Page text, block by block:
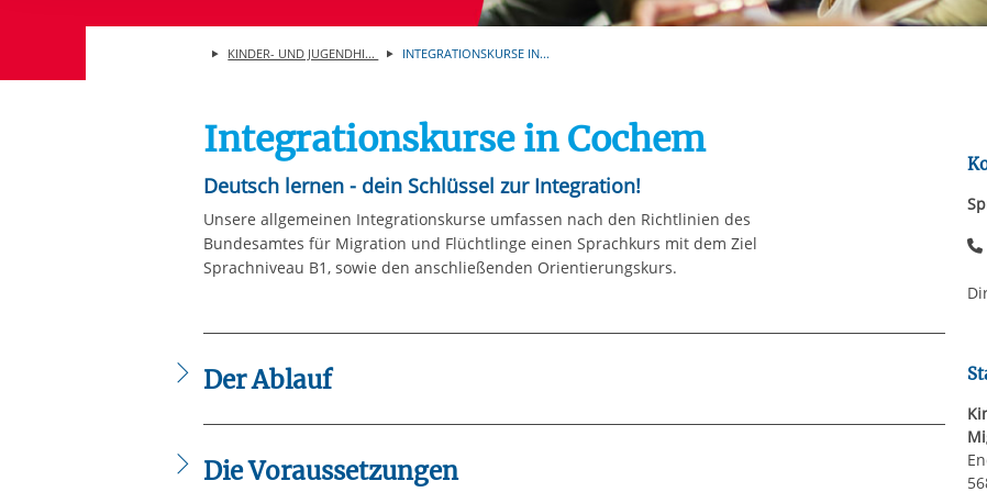
Ihre etwaige Einwilligung erstreckt sich nicht auf notwendige Cookies, die erforderlich zur
aufgrund berechtigter Interessen und daher unabhängig von einer Einwilligung.
Automatische
KINDER- UND JUGENDHI... INTEGRATIONSKURSE IN...
Integrationskurse in Cochem
Deutsch lernen - dein Schlüssel zur Integration!
Unsere allgemeinen Integrationskurse umfassen nach den Richtlinien des
Bundesamtes für Migration und Flüchtlinge einen Sprachkurs mit dem Ziel
Sprachniveau B1, sowie den anschließenden Orientierungskurs.
Der Ablauf
Allgemeine Integrationskurse dauern in der Regel sieben Module á 100
Unterrichtsstunden.
Die Voraussetzungen